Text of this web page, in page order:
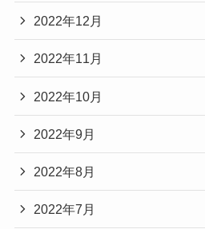
2022年12月
2022年11月
2022年10月
2022年9月
2022年8月
2022年7月